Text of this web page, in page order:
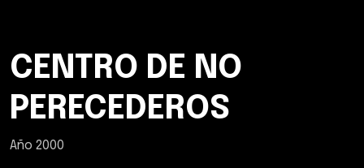
CENTRO DE NO
PERECEDEROS
Año 2000